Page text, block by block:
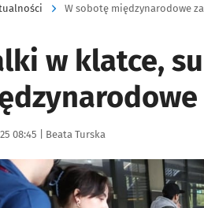
W sobotę międzynarodowe
w klatce,
08:45 | Autor:
Beata Turska
aby powiększyć